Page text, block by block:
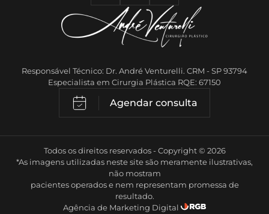
Responsável Técnico: Dr. André Venturelli. CRM - SP 93794
Especialista em Cirurgia Plástica RQE: 67150
Agendar consulta
Todos os direitos reservados - Copyright © 2026
*As imagens utilizadas neste site são meramente ilustrativas,
não mostram
pacientes operados e nem representam promessa de
resultado.
Agência de Marketing Digital